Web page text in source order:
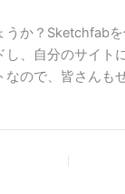
うか？Sketchfab
し、自分のサイト
なので、皆さんも